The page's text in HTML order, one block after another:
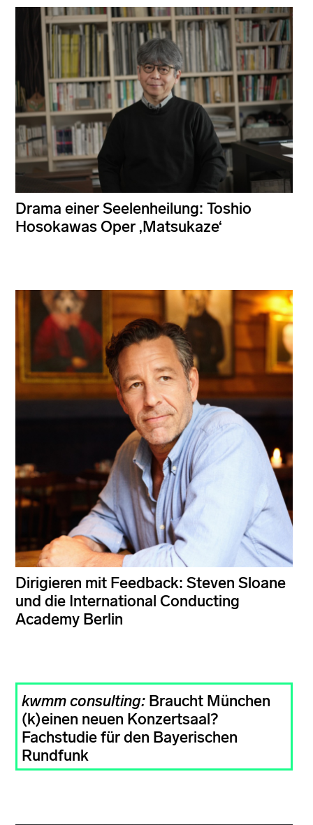
Drama einer Seelenheilung: Toshio
Hosokawas Oper ‚Matsukaze‘
Dirigieren mit Feedback: Steven Sloane
und die International Conducting
Academy Berlin
kwmm consulting: Braucht München
(k)einen neuen Konzertsaal?
Fachstudie für den Bayerischen
Rundfunk